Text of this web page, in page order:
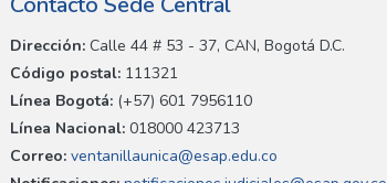
Dirección: Calle 44 # 53 - 37, CAN, Bogotá D.C.
Código postal: 111321
Línea Bogotá: (+57) 601 7956110
Línea Nacional: 018000 423713
Correo: ventanillaunica@esap.edu.co